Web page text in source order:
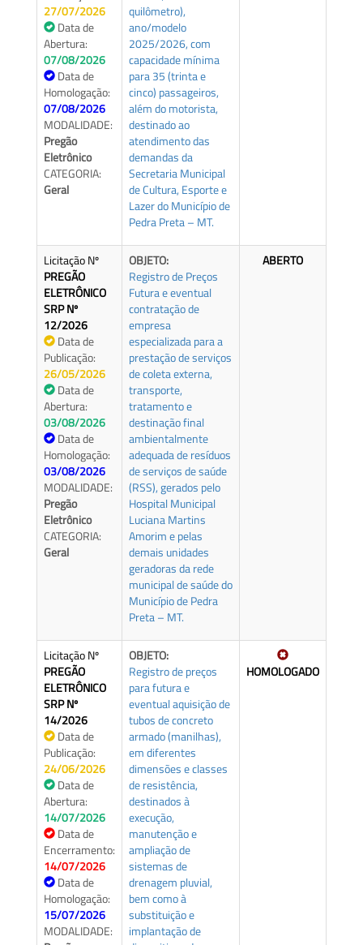
27/07/2026
Data de
Abertura:
07/08/2026
Data de
Homologação:
07/08/2026
MODALIDADE:
Pregão
Eletrônico
CATEGORIA:
Geral
quilômetro),
ano/modelo
2025/2026, com
capacidade mínima
para 35 (trinta e
cinco) passageiros,
além do motorista,
destinado ao
atendimento das
demandas da
Secretaria Municipal
de Cultura, Esporte e
Lazer do Município de
Pedra Preta – MT.
Licitação Nº
PREGÃO
ELETRÔNICO
SRP Nº
12/2026
Data de
Publicação:
26/05/2026
Data de
Abertura:
03/08/2026
Data de
Homologação:
03/08/2026
MODALIDADE:
Pregão
Eletrônico
CATEGORIA:
Geral
OBJETO:
Registro de Preços
Futura e eventual
contratação de
empresa
especializada para a
prestação de serviços
de coleta externa,
transporte,
tratamento e
destinação final
ambientalmente
adequada de resíduos
de serviços de saúde
(RSS), gerados pelo
Hospital Municipal
Luciana Martins
Amorim e pelas
demais unidades
geradoras da rede
municipal de saúde do
Município de Pedra
Preta – MT.
ABERTO
Licitação Nº
PREGÃO
ELETRÔNICO
SRP Nº
14/2026
Data de
Publicação:
24/06/2026
Data de
Abertura:
14/07/2026
Data de
Encerramento:
14/07/2026
Data de
Homologação:
15/07/2026
MODALIDADE:
OBJETO:
Registro de preços
para futura e
eventual aquisição de
tubos de concreto
armado (manilhas),
em diferentes
dimensões e classes
de resistência,
destinados à
execução,
manutenção e
ampliação de
sistemas de
drenagem pluvial,
bem como à
substituição e
implantação de
HOMOLOGADO